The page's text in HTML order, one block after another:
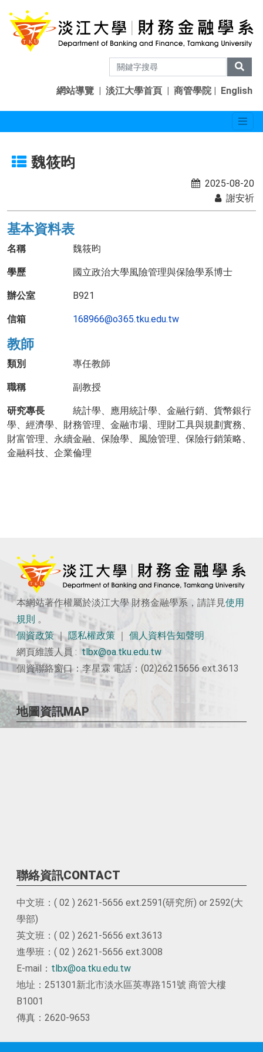
網站導覽 | 淡江大學首頁 | 商管學院| English
魏筱昀
2025-08-20
謝安祈
基本資料表
名稱 魏筱昀
學歷 國立政治大學風險管理與保險學系博士
辦公室 B921
信箱 168966@o365.tku.edu.tw
教師
類別 專任教師
職稱 副教授
研究專長 統計學、應用統計學、金融行銷、貨幣銀行
學、經濟學、財務管理、金融市場、理財工具與規劃實務、
財富管理、永續金融、保險學、風險管理、保險行銷策略、
金融科技、企業倫理
本網站著作權屬於淡江大學 財務金融學系，請詳見使用
規則 。
個資政策｜隱私權政策
個人資料告知聲明
網頁維護人員 :tlbx@oa.tku.edu.tw
個資聯絡窗口：李星霖 電話：(02)26215656 ext.3613
地圖資訊MAP
聯絡資訊CONTACT
中文班：( 02 ) 2621-5656 ext.2591(研究所) or 2592(大
學部)
英文班：( 02 ) 2621-5656 ext.3613
進學班：( 02 ) 2621-5656 ext.3008
E-mail： tlbx@oa.tku.edu.tw
地址：251301新北市淡水區英專路151號 商管大樓
B1001
傳真：2620-9653